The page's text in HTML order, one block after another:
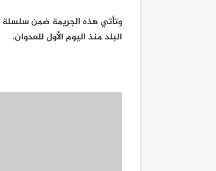
وتأتي هذه الجريمة ضمن سلسلة
البلد منذ اليوم الأول للعدوان.